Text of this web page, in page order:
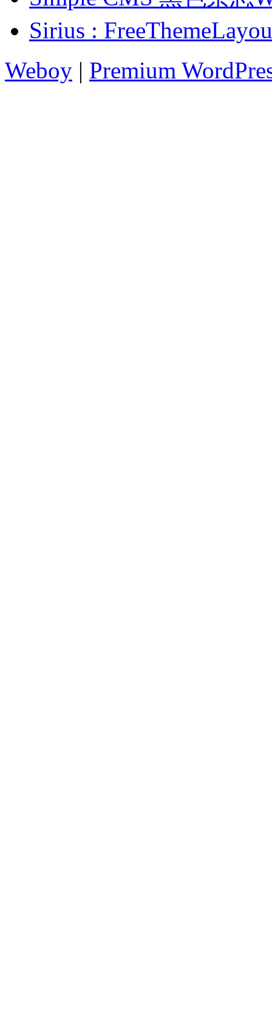
Sirius :
Weboy | Premium